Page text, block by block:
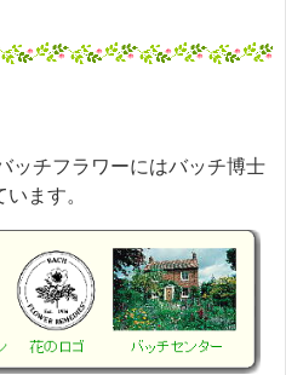
ッチフラワーにはバッチ博士
ます。